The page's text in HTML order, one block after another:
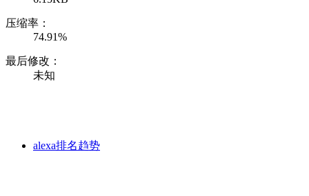
压缩率：
74.91%
最后修改：
未知
alexa排名趋势